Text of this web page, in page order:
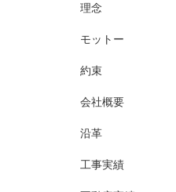
理念
モットー
約束
会社概要
沿革
工事実績